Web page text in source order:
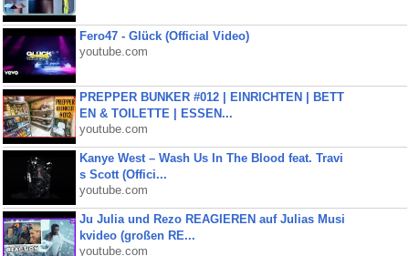
Fero47 - Glück (Official Video)
youtube.com
PREPPER BUNKER #012 | EINRICHTEN | BETT
EN & TOILETTE | ESSEN...
youtube.com
Kanye West – Wash Us In The Blood feat. Travi
s Scott (Offici...
youtube.com
Ju Julia und Rezo REAGIEREN auf Julias Musi
kvideo (großen RE...
youtube.com